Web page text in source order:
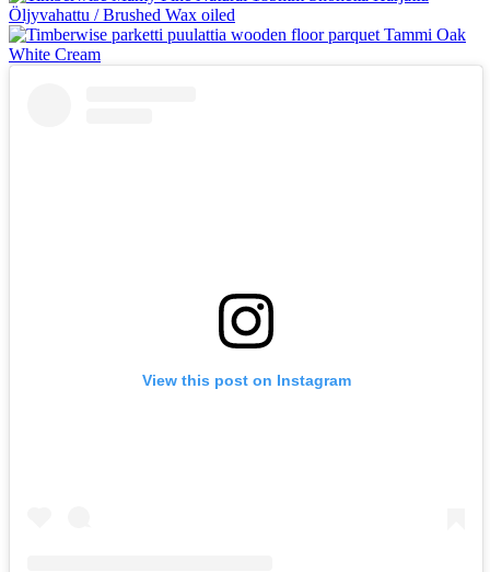
View this post on Instagram